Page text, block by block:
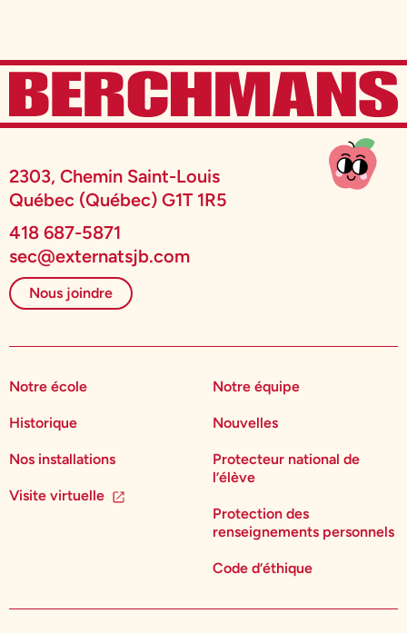
2303, Chemin Saint-Louis
Québec (Québec) G1T 1R5
418 687-5871
sec@externatsjb.com
Nous joindre
Notre école
Historique
Nos installations
Visite virtuelle
Notre équipe
Nouvelles
Protecteur national de
l’élève
Protection des
renseignements personnels
Code d’éthique